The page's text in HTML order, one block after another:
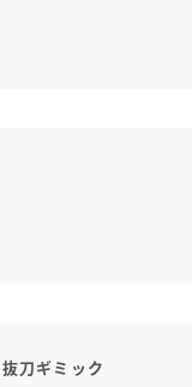
抜刀ギミック